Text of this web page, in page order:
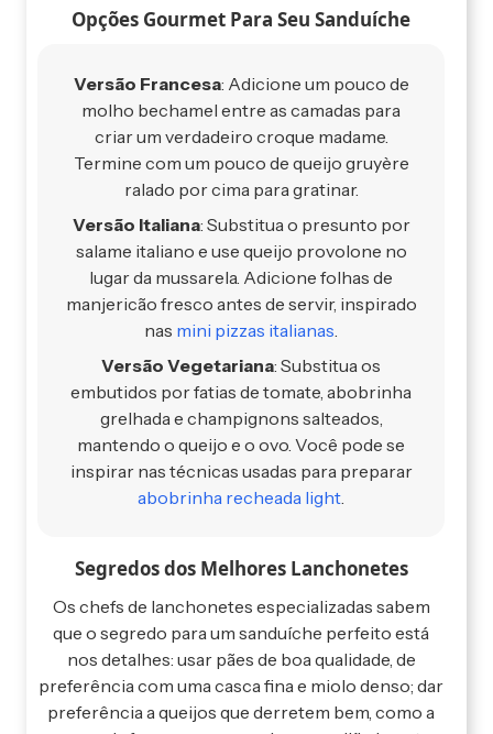
Opções Gourmet Para Seu Sanduíche
Versão Francesa: Adicione um pouco de
molho bechamel entre as camadas para
criar um verdadeiro croque madame.
Termine com um pouco de queijo gruyère
ralado por cima para gratinar.
Versão Italiana: Substitua o presunto por
salame italiano e use queijo provolone no
lugar da mussarela. Adicione folhas de
manjericão fresco antes de servir, inspirado
nas mini pizzas italianas.
Versão Vegetariana: Substitua os
embutidos por fatias de tomate, abobrinha
grelhada e champignons salteados,
mantendo o queijo e o ovo. Você pode se
inspirar nas técnicas usadas para preparar
abobrinha recheada light.
Segredos dos Melhores Lanchonetes
Os chefs de lanchonetes especializadas sabem
que o segredo para um sanduíche perfeito está
nos detalhes: usar pães de boa qualidade, de
preferência com uma casca fina e miolo denso; dar
preferência a queijos que derretem bem, como a